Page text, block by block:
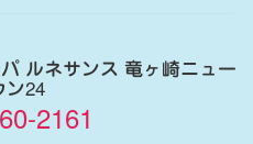
ルネサンス 竜ヶ崎ニュー
ン24
2161